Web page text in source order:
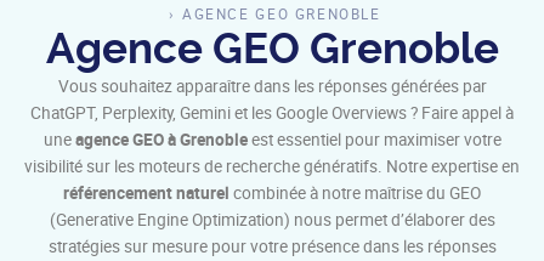
› AGENCE GEO GRENOBLE
Agence GEO Grenoble
Vous souhaitez apparaître dans les réponses générées par
ChatGPT, Perplexity, Gemini et les Google Overviews ? Faire appel à
uneagence GEOà Grenobleest essentiel pour maximiser votre
visibilité sur les moteurs de recherche génératifs. Notre expertise en
référencement naturel combinée à notre maîtrise du GEO
(Generative Engine Optimization) nous permet d’élaborer des
stratégies sur mesure pour votre présence dans les réponses